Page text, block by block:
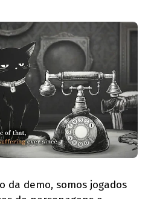
da demo, somos jogados